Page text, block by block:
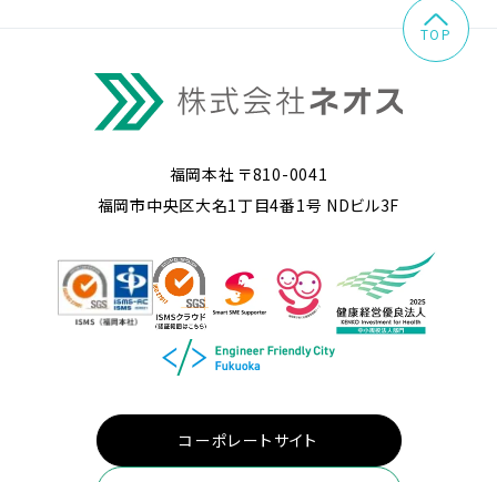
福岡本社 〒810-0041
福岡市中央区大名1丁目4番1号 NDビル3F
コーポレートサイト
TOP